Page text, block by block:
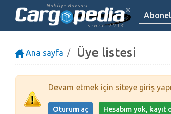
Nakliye Borsasi
since 2014
Ana sayfa Üye listesi
Devam etmek için siteye giriş
Oturum aç Hesabım yok,